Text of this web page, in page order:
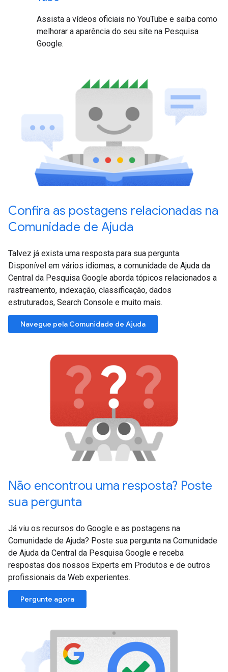
Assista a vídeos oficiais no YouTube e saiba como
melhorar a aparência do seu site na Pesquisa
Google.
Confira as postagens relacionadas na
Comunidade de Ajuda
Talvez já exista uma resposta para sua pergunta.
Disponível em vários idiomas, a comunidade de Ajuda da
Central da Pesquisa Google aborda tópicos relacionados a
rastreamento, indexação, classificação, dados
estruturados, Search Console e muito mais.
Navegue pela Comunidade de Ajuda
Não encontrou uma resposta? Poste
sua pergunta
Já viu os recursos do Google e as postagens na
Comunidade de Ajuda? Poste sua pergunta na Comunidade
de Ajuda da Central da Pesquisa Google e receba
respostas dos nossos Experts em Produtos e de outros
profissionais da Web experientes.
Pergunte agora